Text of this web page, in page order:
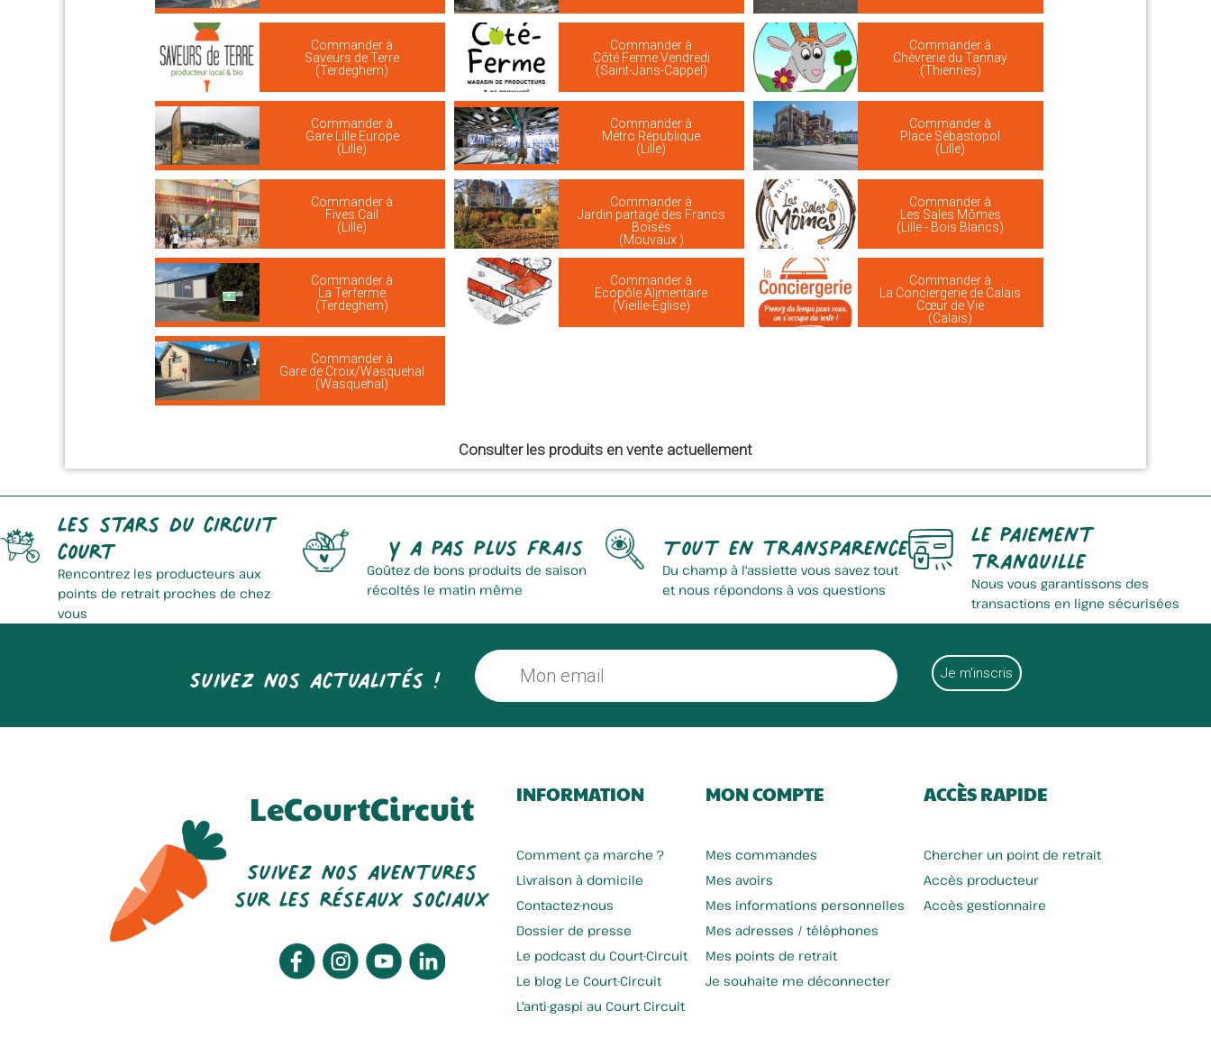
Commander à
Saveurs de Terre
(Terdeghem)
Commander à
Côté Ferme Vendredi
(Saint-Jans-Cappel)
Commander à
Chèvrerie du Tannay
(Thiennes)
Commander à
Gare Lille Europe
(Lille)
Commander à
Métro République
(Lille)
Commander à
Place Sébastopol
(Lille)
Commander à
Fives Cail
(Lille)
Commander à
Jardin partagé des Francs
Boisés
(Mouvaux )
Commander à
Les Sales Mômes
(Lille - Bois Blancs)
Commander à
La Terferme
(Terdeghem)
Commander à
Ecopôle Alimentaire
(Vieille-Église)
Commander à
La Conciergerie de Calais
Cœur de Vie
(Calais)
Commander à
Gare de Croix/Wasquehal
(Wasquehal)
Consulter les produits en vente actuellement
Les stars du circuit
court
Rencontrez les producteurs aux
points de retrait proches de chez
vous
Y a pas plus frais
Goûtez de bons produits de saison
récoltés le matin même
Tout en transparence
Du champ à l'assiette vous savez tout
et nous répondons à vos questions
Le paiement
tranquille
Nous vous garantissons des
transactions en ligne sécurisées
Suivez nos actualités !
LeCourtCircuit
Suivez nos aventures
sur les réseaux sociaux
INFORMATION
Comment ça marche ?
Livraison à domicile
Contactez-nous
Dossier de presse
Le podcast du Court-Circuit
Le blog Le Court-Circuit
L'anti-gaspi au Court Circuit
MON COMPTE
Mes commandes
Mes avoirs
Mes informations personnelles
Mes adresses / téléphones
Mes points de retrait
Je souhaite me déconnecter
ACCÈS RAPIDE
Chercher un point de retrait
Accès producteur
Accès gestionnaire